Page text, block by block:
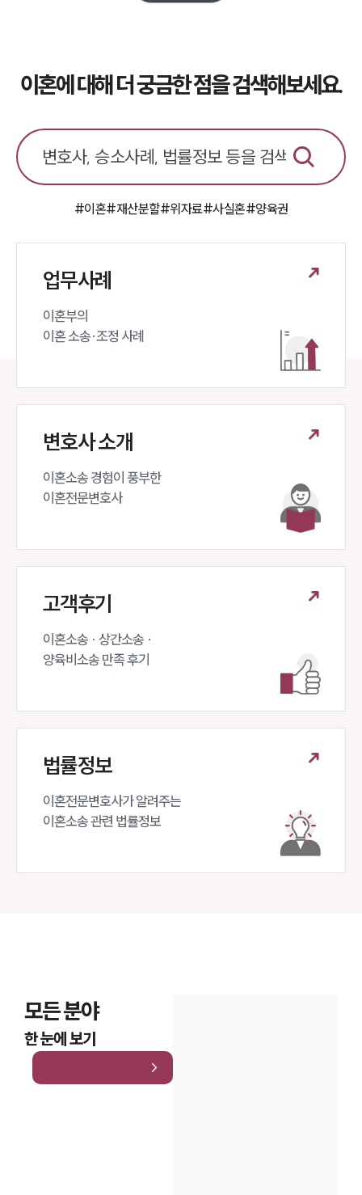
이혼에 대해 더 궁금한 점을 검색해보세요.
#이혼#재산분할#위자료#사실혼#양육권
업무사례
이혼부의
이혼 소송·조정 사례
변호사 소개
이혼소송 경험이 풍부한
이혼전문변호사
고객후기
이혼소송 · 상간소송 ·
양육비소송 만족 후기
법률정보
이혼전문변호사가 알려주는
이혼소송 관련 법률정보
모든 분야
한 눈에 보기